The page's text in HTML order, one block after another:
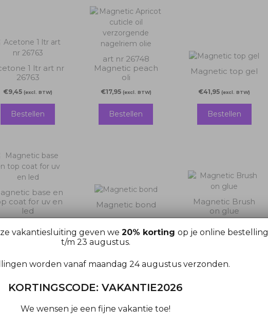
1 ltr art nr
26763
€9,45 (excl. BTW)
Bestellen
art nr 26748
Magnetic peach
oli
€17,95 (excl. BTW)
Bestellen
Magnetic top gel
€41,95 (excl. BTW)
Bestellen
base en
coat for uv en
led
Magnetic bond
Bestellen
Magnetic Brush
on glue
builder
vakantiesluiting geven we 20% korting op je online bestelling
t/m 23 augustus.
worden vanaf maandag 24 augustus verzonden.
KORTINGSCODE: VAKANTIE2026
We wensen je een fijne vakantie toe!